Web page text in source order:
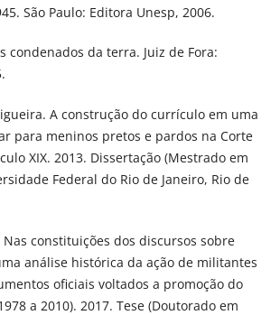
São Paulo: Editora Unesp, 2006.
condenados da terra. Juiz de Fora:
A construção do currículo em uma
para meninos pretos e pardos na Corte
XIX. 2013. Dissertação (Mestrado em
Federal do Rio de Janeiro, Rio de
Nas constituições dos discursos sobre
análise histórica da ação de militantes
oficiais voltados a promoção do
a 2010). 2017. Tese (Doutorado em